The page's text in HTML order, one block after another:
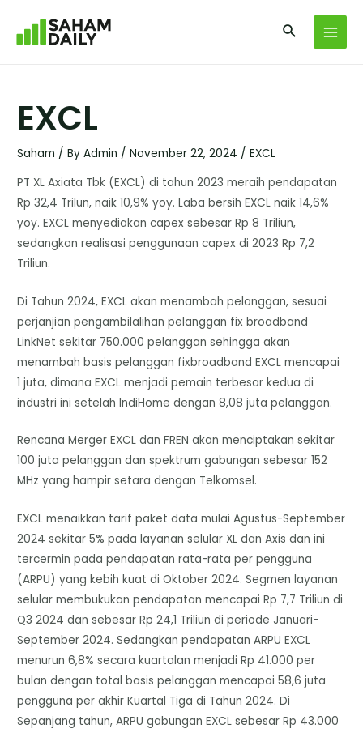
EXCL
Saham / ByAdmin /November 22, 2024 /EXCL
PT XL Axiata Tbk (EXCL) di tahun 2023 meraih pendapatan
Rp 32,4 Trilun, naik 10,9% yoy. Laba bersih EXCL naik 14,6%
yoy. EXCL menyediakan capex sebesar Rp 8 Triliun,
sedangkan realisasi penggunaan capex di 2023 Rp 7,2
Triliun.
Di Tahun 2024, EXCL akan menambah pelanggan, sesuai
perjanjian pengambilalihan pelanggan fix broadband
LinkNet sekitar 750.000 pelanggan sehingga akan
menambah basis pelanggan fixbroadband EXCL mencapai
1 juta, dimana EXCL menjadi pemain terbesar kedua di
industri ini setelah IndiHome dengan 8,08 juta pelanggan.
Rencana Merger EXCL dan FREN akan menciptakan sekitar
100 juta pelanggan dan spektrum gabungan sebesar 152
MHz yang hampir setara dengan Telkomsel.
EXCL menaikkan tarif paket data mulai Agustus-September
2024 sekitar 5% pada layanan selular XL dan Axis dan ini
tercermin pada pendapatan rata-rata per pengguna
(ARPU) yang kebih kuat di Oktober 2024. Segmen layanan
selular membukukan pendapatan mencapai Rp 7,7 Triliun di
Q3 2024 dan sebesar Rp 24,1 Triliun di periode Januari-
September 2024. Sedangkan pendapatan ARPU EXCL
menurun 6,8% secara kuartalan menjadi Rp 41.000 per
bulan dengan total basis pelanggan mencapai 58,6 juta
pengguna per akhir Kuartal Tiga di Tahun 2024. Di
Sepanjang tahun, ARPU gabungan EXCL sebesar Rp 43.000